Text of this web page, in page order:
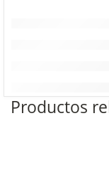
Productos